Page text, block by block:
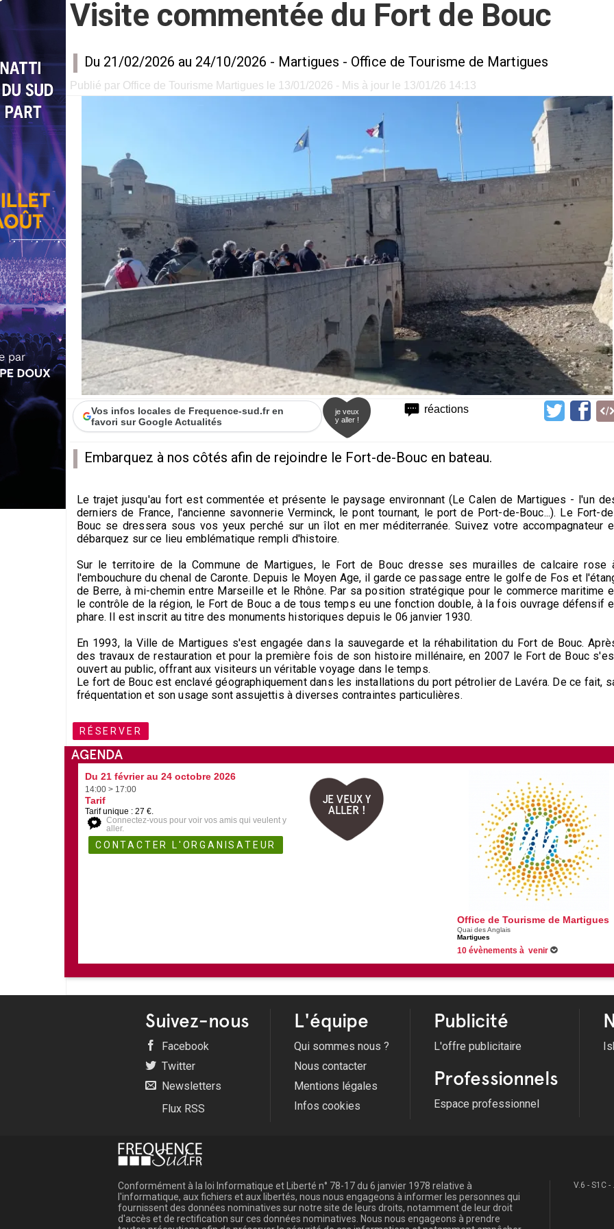
Visite commentée du Fort de Bouc
Du 21/02/2026 au 24/10/2026 - Martigues - Office de Tourisme de Martigues
Publié par Office de Tourisme Martigues le 13/01/2026 - Mis à jour le 13/01/26 14:13
réactions
Vos infos locales de Frequence-sud.fr en
favori sur Google Actualités
je veux
y aller !
Embarquez à nos côtés afin de rejoindre le Fort-de-Bouc en bateau.
Le trajet jusqu'au fort est commentée et présente le paysage environnant (Le Calen de Martigues - l'un
derniers de France, l'ancienne savonnerie Verminck, le pont tournant, le port de Port-de-Bouc...). Le Fort-
Bouc se dressera sous vos yeux perché sur un îlot en mer méditerranée. Suivez votre accompagnateur
débarquez sur ce lieu emblématique rempli d'histoire.
Sur le territoire de la Commune de Martigues, le Fort de Bouc dresse ses murailles de calcaire rose
l'embouchure du chenal de Caronte. Depuis le Moyen Age, il garde ce passage entre le golfe de Fos et
de Berre, à mi-chemin entre Marseille et le Rhône. Par sa position stratégique pour le commerce maritime
le contrôle de la région, le Fort de Bouc a de tous temps eu une fonction double, à la fois ouvrage défensif
phare. Il est inscrit au titre des monuments historiques depuis le 06 janvier 1930.
En 1993, la Ville de Martigues s'est engagée dans la sauvegarde et la réhabilitation du Fort de Bouc.
des travaux de restauration et pour la première fois de son histoire millénaire, en 2007 le Fort de Bouc
ouvert au public, offrant aux visiteurs un véritable voyage dans le temps.
Le fort de Bouc est enclavé géographiquement dans les installations du port pétrolier de Lavéra. De ce fait,
fréquentation et son usage sont assujettis à diverses contraintes particulières.
RÉSERVER
AGENDA
Du 21 février au 24 octobre 2026
14:00 > 17:00
Tarif
Tarif unique : 27 €.
Connectez-vous pour voir vos amis qui veulent y
aller.
JE VEUX Y
ALLER !
Office de Tourisme de Martigues
Quai des Anglais
Martigues
10 évènements à venir
Rallye Photo
Suivez-nous
Facebook
Twitter
Newsletters
Flux RSS
L'équipe
Qui sommes nous ?
Nous contacter
Mentions légales
Infos cookies
Publicité
L'offre publicitaire
Professionnels
Espace professionnel
Conformément à la loi Informatique et Liberté n° 78-17 du 6 janvier 1978 relative à
l'informatique, aux fichiers et aux libertés, nous nous engageons à informer les personnes qui
fournissent des données nominatives sur notre site de leurs droits, notamment de leur droit
d'accès et de rectification sur ces données nominatives. Nous nous engageons à prendre
V.6 - S1C